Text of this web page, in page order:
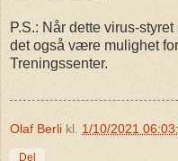
P.S.: Når dette virus-
det også være mulighet
Treningssenter.
Olaf Berli kl. 1/10/2021
Del